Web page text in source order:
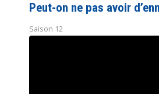
Peut-on ne pas avoir
Saison 12